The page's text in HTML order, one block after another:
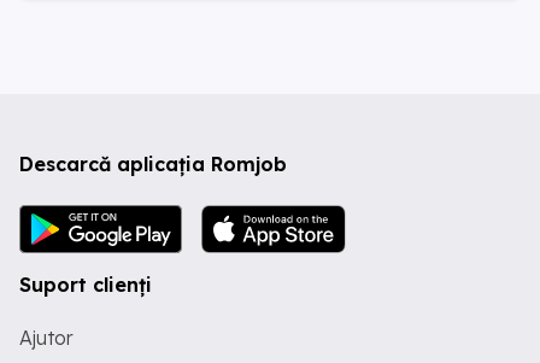
Descarcă aplicația Romjob
Suport clienți
Ajutor